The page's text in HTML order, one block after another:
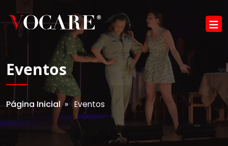
Eventos
Página Inicial» Eventos